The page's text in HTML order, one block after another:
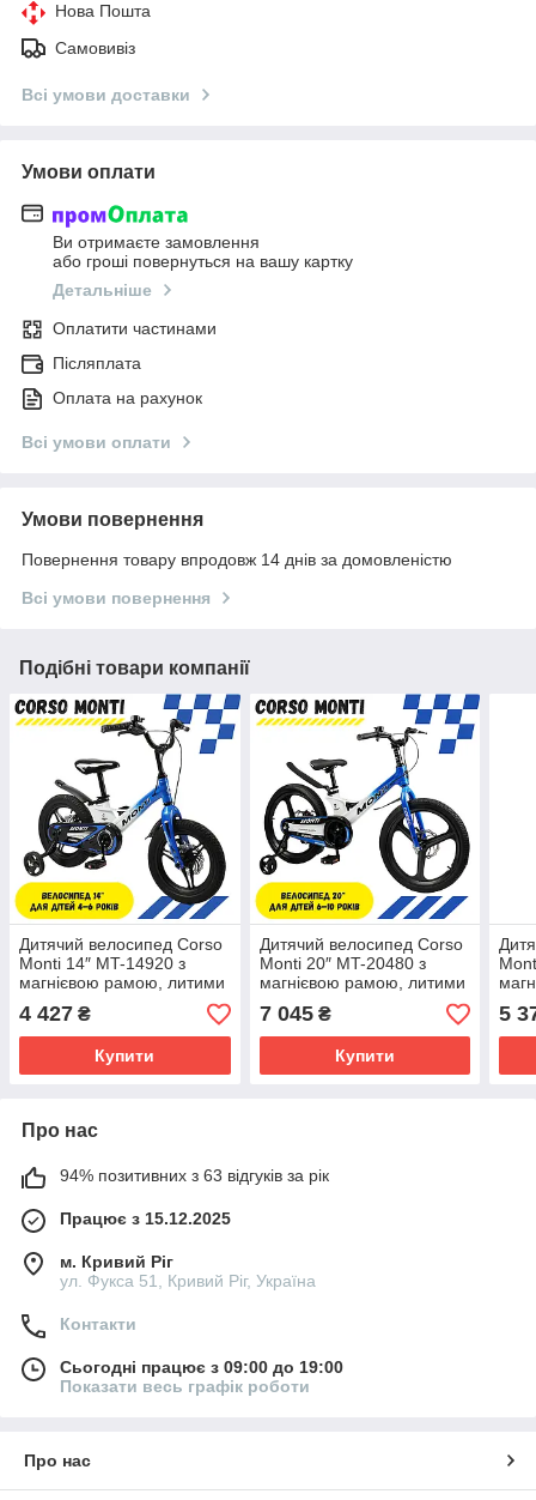
Нова Пошта
Самовивіз
Всі умови доставки
Умови оплати
Ви отримаєте замовлення
або гроші повернуться на вашу картку
Детальніше
Оплатити частинами
Післяплата
Оплата на рахунок
Всі умови оплати
Умови повернення
Повернення товару впродовж 14 днів за домовленістю
Всі умови повернення
Подібні товари компанії
Дитячий велосипед Corso
Monti 14″ MT-14920 з
магнієвою рамою, литими
дисками та дисковими
гальмами
4 427 ₴
Купити
Дитячий велосипед Corso
Monti 20″ MT-20480 з
магнієвою рамою, литими
дисками та дисковими
гальмами
7 045₴
Купити
5
Про нас
94% позитивних з 63 відгуків за рік
Працює з 15.12.2025
м. Кривий Ріг
ул. Фукса 51, Кривий Ріг, Україна
Контакти
Сьогодні працює з 09:00 до 19:00
Показати весь графік роботи
Про нас